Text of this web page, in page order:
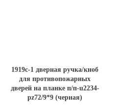
1919с-1 дверная ручка/кноб
для противопожарных
дверей на планке п/п-u2234-
pz72/9*9 (черная)